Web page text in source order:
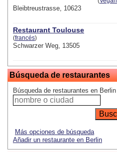
Bleibtreustrasse, 10623
Restaurant Toulouse
(francés)
Schwarzer Weg, 13505
Búsqueda de restaurantes
Búsqueda de restaurantes en Berlin
Más opciones de búsqueda
Añadir un restaurante en Berlin